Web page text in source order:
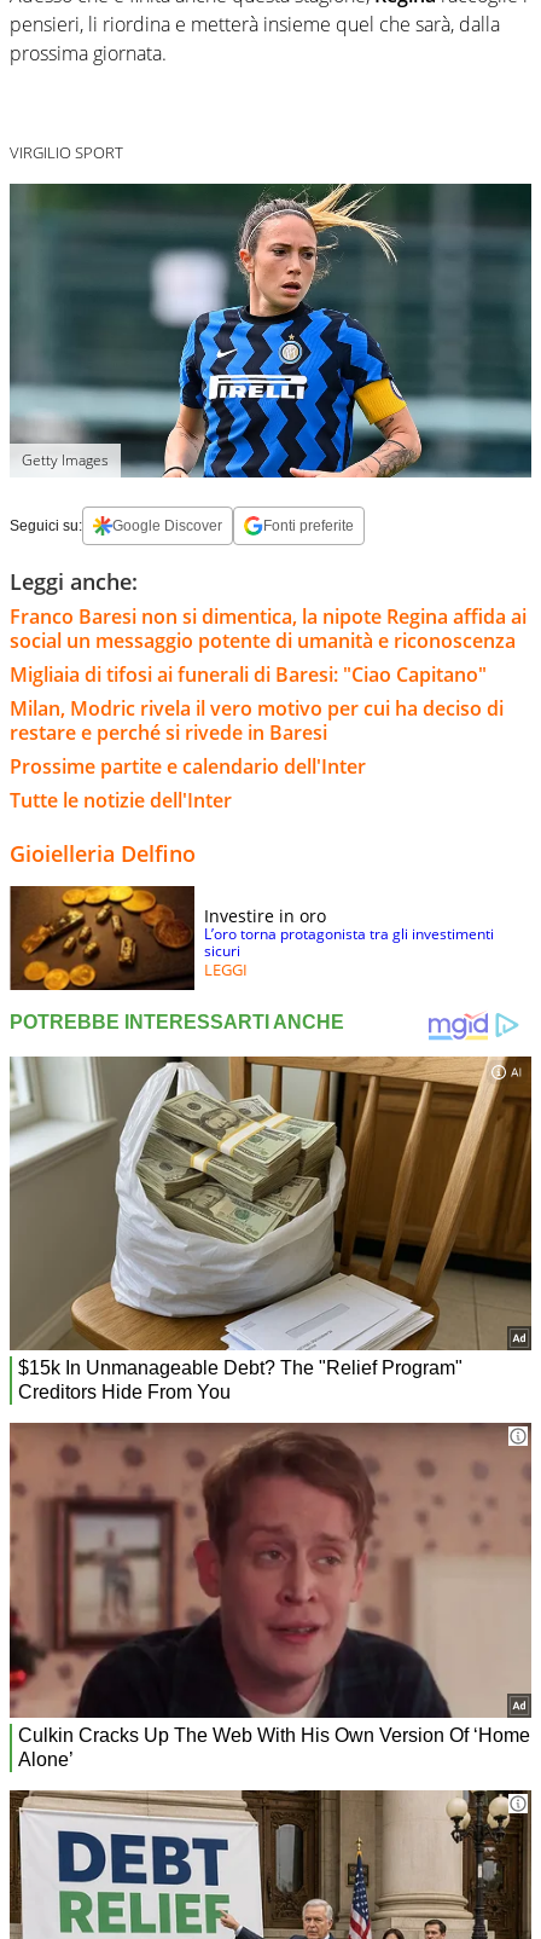
pensieri, li riordina e metterà insieme quel che sarà, dalla
prossima giornata.
VIRGILIO SPORT
Getty Images
Seguici su: Google Discover Fonti preferite
Leggi anche:
Franco Baresi non si dimentica, la nipote Regina affida ai
social un messaggio potente di umanità e riconoscenza
Migliaia di tifosi ai funerali di Baresi: "Ciao Capitano"
Milan, Modric rivela il vero motivo per cui ha deciso di
restare e perché si rivede in Baresi
Prossime partite e calendario dell'Inter
Tutte le notizie dell'Inter
Gioielleria Delfino
Investire in oro
L’oro torna protagonista tra gli investimenti
sicuri
LEGGI